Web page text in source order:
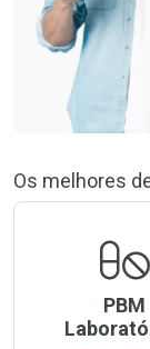
Os melhores
PBM